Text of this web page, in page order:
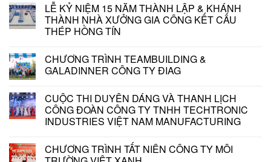
LỄ KỶ NIỆM 15 NĂM THÀNH LẬP & KHÁNH
THÀNH NHÀ XƯỞNG GIA CÔNG KẾT CẤU
THÉP HỒNG TÍN
CHƯƠNG TRÌNH TEAMBUILDING &
GALADINNER CÔNG TY ĐIAG
CUỘC THI DUYÊN DÁNG VÀ THANH LỊCH
CÔNG ĐOÀN CÔNG TY TNHH TECHTRONIC
INDUSTRIES VIỆT NAM MANUFACTURING
CHƯƠNG TRÌNH TẤT NIÊN CÔNG TY MÔI